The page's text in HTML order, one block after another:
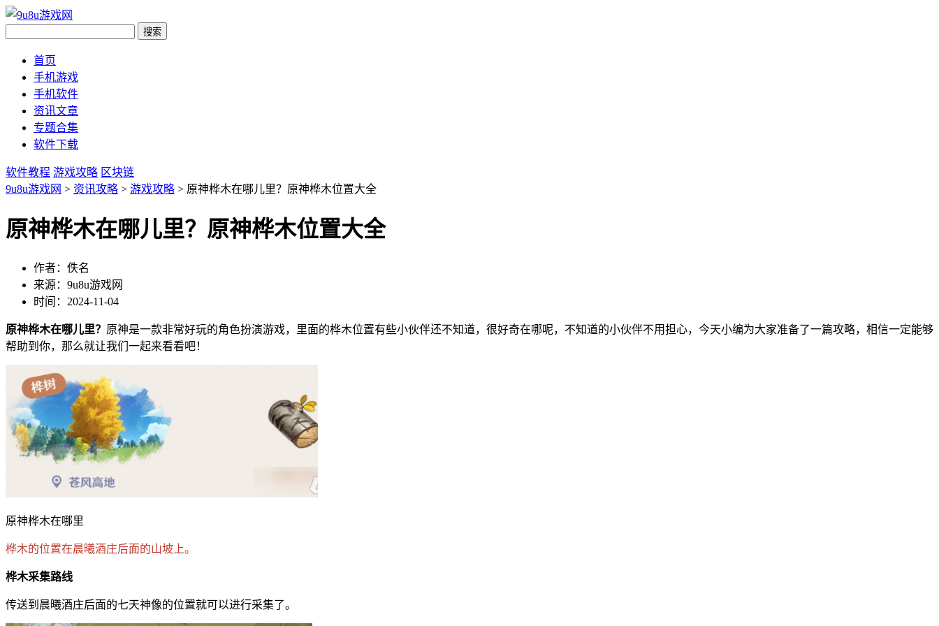
首页
手机游戏
手机软件
资讯文章
专题合集
软件下载
软件教程 游戏攻略 区块链
9u8u游戏网 > 资讯攻略 > 游戏攻略 > 原神桦木在哪儿里？原神桦木位置大全
原神桦木在哪儿里？原神桦木位置大全
作者：佚名
来源：9u8u游戏网
时间：2024-11-04
原神桦木在哪儿里？ 原神是一款非常好玩的角色扮演游戏，里面的桦木位置有些小伙伴还不知道，很好奇在哪呢，不知道的小伙伴不用担心，今天小编为大家准备了一篇攻略，相信一定能够
帮助到你，那么就让我们一起来看看吧！
原神桦木在哪里
桦木的位置在晨曦酒庄后面的山坡上。
桦木采集路线
传送到晨曦酒庄后面的七天神像的位置就可以进行采集了。